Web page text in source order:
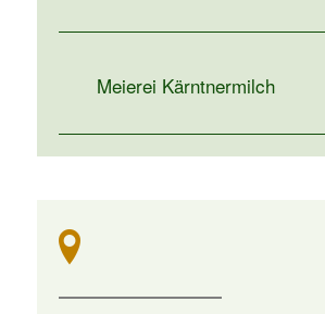
Meierei Kärntnermilch